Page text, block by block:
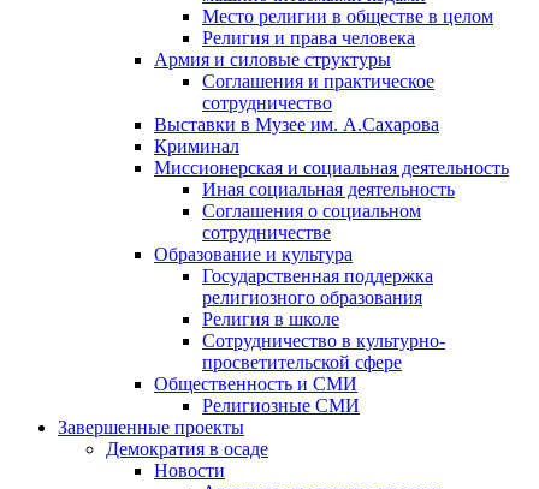
Место религии в обществе в целом
Религия и права человека
Армия и силовые структуры
Соглашения и практическое
сотрудничество
Выставки в Музее им. А.Сахарова
Криминал
Миссионерская и социальная деятельность
Иная социальная деятельность
Соглашения о социальном
сотрудничестве
Образование и культура
Государственная поддержка
религиозного образования
Религия в школе
Сотрудничество в культурно-
просветительской сфере
Общественность и СМИ
Религиозные СМИ
Завершенные проекты
Демократия в осаде
Новости